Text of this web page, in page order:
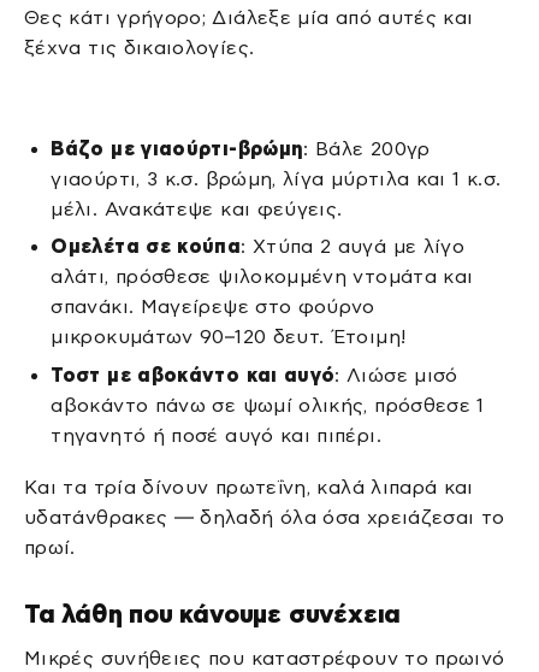
Θες κάτι γρήγορο; Διάλεξε μία από αυτές και
ξέχνα τις δικαιολογίες.
Βάζο με γιαούρτι-βρώμη: Βάλε 200γρ
γιαούρτι, 3 κ.σ. βρώμη, λίγα μύρτιλα και 1 κ.σ.
μέλι. Ανακάτεψε και φεύγεις.
Ομελέτα σε κούπα: Χτύπα 2 αυγά με λίγο
αλάτι, πρόσθεσε ψιλοκομμένη ντομάτα και
σπανάκι. Μαγείρεψε στο φούρνο
μικροκυμάτων 90–120 δευτ. Έτοιμη!
Τοστ με αβοκάντο και αυγό: Λιώσε μισό
αβοκάντο πάνω σε ψωμί ολικής, πρόσθεσε 1
τηγανητό ή ποσέ αυγό και πιπέρι.
Και τα τρία δίνουν πρωτεΐνη, καλά λιπαρά και
υδατάνθρακες — δηλαδή όλα όσα χρειάζεσαι το
πρωί.
Τα λάθη που κάνουμε συνέχεια
Μικρές συνήθειες που καταστρέφουν το πρωινό